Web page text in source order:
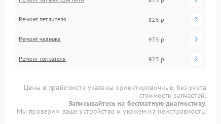
Ремонт петлителя 825 р
Ремонт челнока 975 р
Ремонт толкателя 925 р
Цены в прайс-листе указаны ориентировочные, без учета
стоимости запчастей.
Записывайтесь на бесплатную диагностику.
Мы проверим ваше устройство и укажем на неисправность.